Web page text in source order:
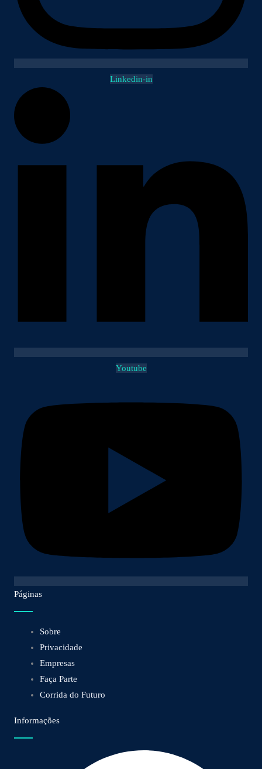
Linkedin-in
Youtube
Páginas
Sobre
Privacidade
Empresas
Faça Parte
Corrida do Futuro
Informações